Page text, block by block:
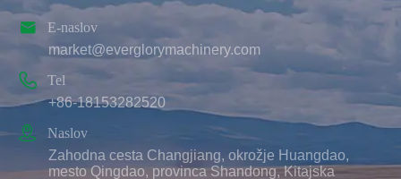

E-naslov
market@everglorymachinery.com

Tel
+86-18153282520

Naslov
Zahodna cesta Changjiang, okrožje Huangdao,
mesto Qingdao, provinca Shandong, Kitajska